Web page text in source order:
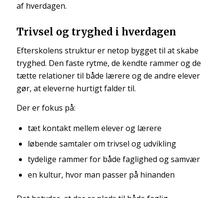
af hverdagen.
Trivsel og tryghed i hverdagen
Efterskolens struktur er netop bygget til at skabe
tryghed. Den faste rytme, de kendte rammer og de
tætte relationer til både lærere og de andre elever
gør, at eleverne hurtigt falder til.
Der er fokus på:
tæt kontakt mellem elever og lærere
løbende samtaler om trivsel og udvikling
tydelige rammer for både faglighed og samvær
en kultur, hvor man passer på hinanden